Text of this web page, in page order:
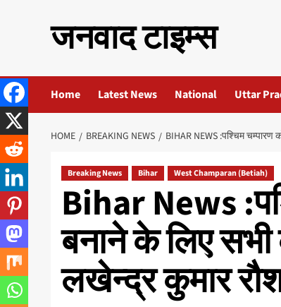
जनवाद टाइम्स
Home Latest News National Uttar
HOME BREAKING NEWS BIHAR NEWS :पश्चिम चम्पारण
Breaking News Bihar West Champaran (Betiah)
Bihar News
बनाने के लिए सभी
लखेन्द्र कुमार